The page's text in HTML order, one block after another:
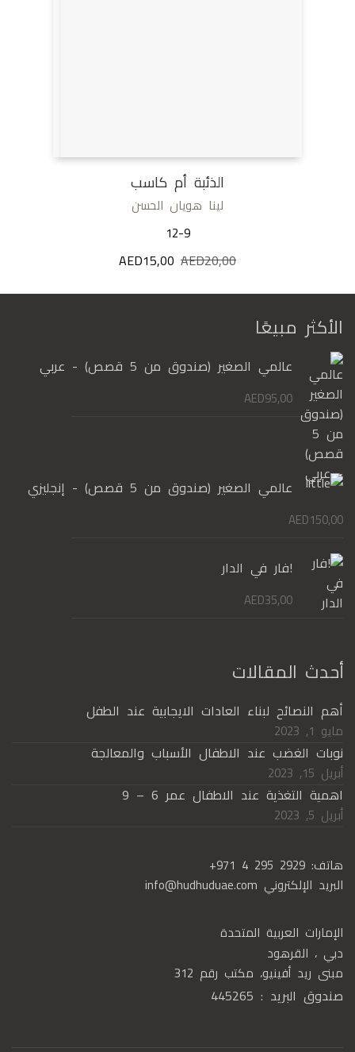
الذئبة أم كاسب
لينا هويان الحسن
12-9
AED20,00
السعر
هو:
AED15,00
السعر
هو:
الأكثر مبيعًا
عالمي الصغير (صندوق من 5 قصص) - عربي
AED95,00
عالمي الصغير (صندوق من 5 قصص) - إنجليزي
AED150,00
!فار في الدار
AED35,00
أحدث المقالات
أهم النصائح لبناء العادات الايجابية عند الطفل
مايو 1, 2023
نوبات الغضب عند الاطفال الأسباب والمعالجة
أبريل 15, 2023
اهمية التغذية عند الاطفال عمر 6 – 9
أبريل 5, 2023
هاتف: +971 4 295 2929
البريد الإلكتروني info@hudhuduae.com
الإمارات العربية المتحدة
دبي ، القرهود
مبنى ريد أفينيو، مكتب رقم 312
صندوق البريد : 445265